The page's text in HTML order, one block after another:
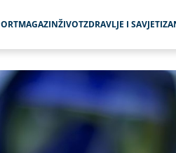
MAGAZINŽIVOTZDRAVLJE I SAVJETI